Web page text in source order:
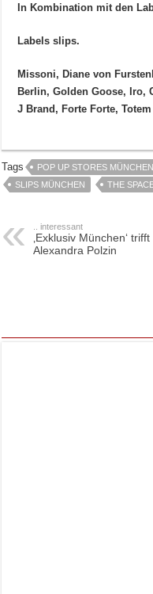
In Kombination mit den
Labels slips.
Missoni, Diane von
Berlin, Golden Goose, Iro,
J Brand, Forte Forte,
Tags POP UP STORES MÜNCHEN
SLIPS MÜNCHEN
THE
.. interessant
‚Exklusiv München‘ trifft
Alexandra Polzin